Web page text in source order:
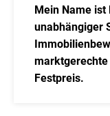
Mein Name ist
unabhängiger
Festpreis.